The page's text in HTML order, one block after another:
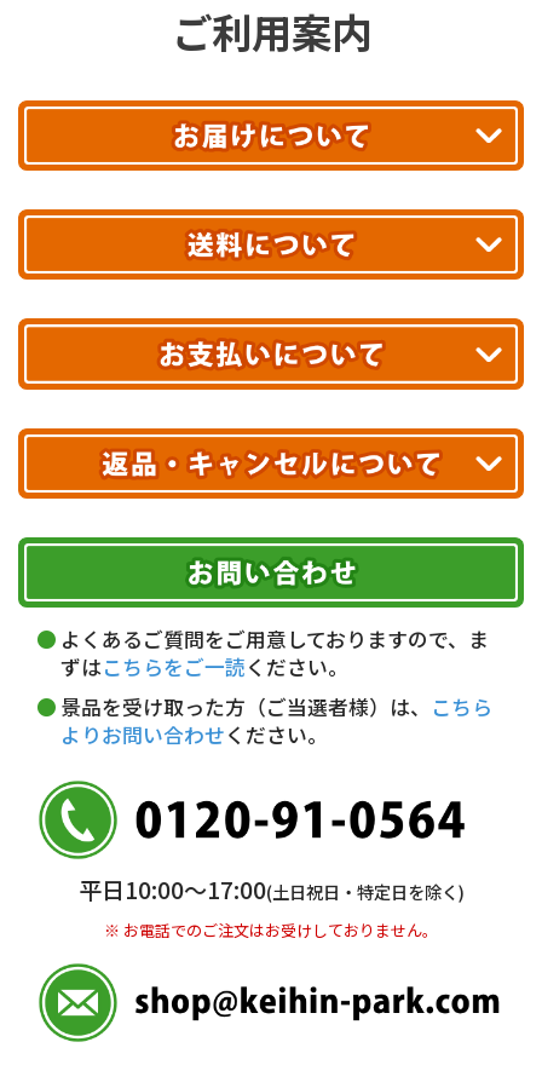
ご利用案内
最短翌日お届け!
あす着エリアが対象です。
エリアやお届け日の確認はこちら▶
※ 配送業者による配送遅延が生じる可能性がございます。
※ 沖縄・離島はお届けできません。
送料無料!
10,000円未満 全国一律1,100円(税込)
配送業者
ヤマト運輸
お届け可能時間帯
午前中 14～16時
16～18時
18～20時
19～21時 指定なし
クレジットカード
代金引換(現金のみ)
5,000円未満…330円(税込)
銀行振込(前払い)
普通 7263489
＜口座名＞ カ）ディースタイル
※ 振込み手数料お客様ご負担。
期限を含むルール（条件）や、お客様にご負担い
ただく費用がございます。
詳しくはこちら▶
よくあるご質問をご用意しておりますので、ま
ずはこちらをご一読ください。
景品を受け取った方（ご当選者様）は、 こちら
よりお問い合わせください。
平日10:00〜17:00(土日祝日・特定日を除く)
※ お電話でのご注文はお受けしておりません。